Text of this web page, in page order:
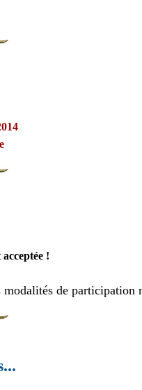
!
de participation